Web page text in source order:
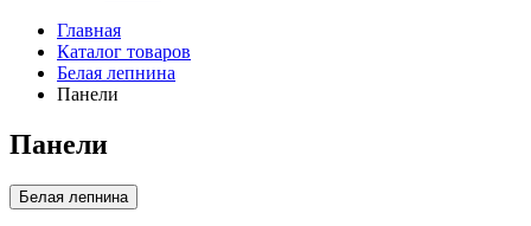
Главная
Каталог товаров
Белая лепнина
Панели
Панели
Белая лепнина